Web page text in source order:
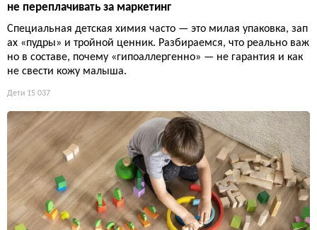
не переплачивать за маркетинг
Специальная детская химия часто — это милая упаковка, зап
ах «пудры» и тройной ценник. Разбираемся, что реально важ
но в составе, почему «гипоаллергенно» — не гарантия и как
не свести кожу малыша.
Дети 15 037